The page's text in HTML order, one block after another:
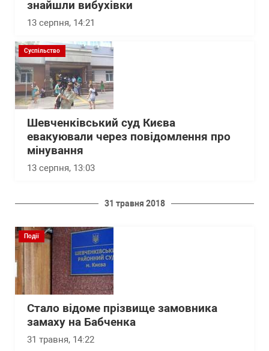
знайшли вибухівки
13 серпня, 14:21
Суспільство
Шевченківський суд Києва
евакуювали через повідомлення про
мінування
13 серпня, 13:03
31 травня 2018
Події
Стало відоме прізвище замовника
замаху на Бабченка
31 травня, 14:22